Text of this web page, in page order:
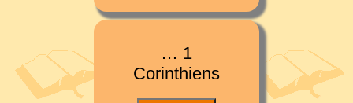
… 1
Corinthiens